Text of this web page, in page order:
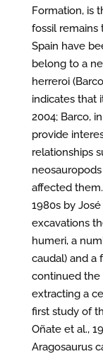
Formation, is
fossil remains
Spain have
belong to a
herreroi
indicates that
2004; Barco,
provide
relationships
affected
1980s by
excavations
humeri, a
caudal) and a
continued the
extracting a
first study of
Oñate et al.,
Aragosaurus